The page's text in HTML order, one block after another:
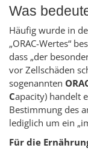
Was
Häufig wurde in
„ORAC-Wertes“
dass „der
vor Zellschäden
sogenannten
Capacity) handelt
Bestimmung des
lediglich um ein
Für die